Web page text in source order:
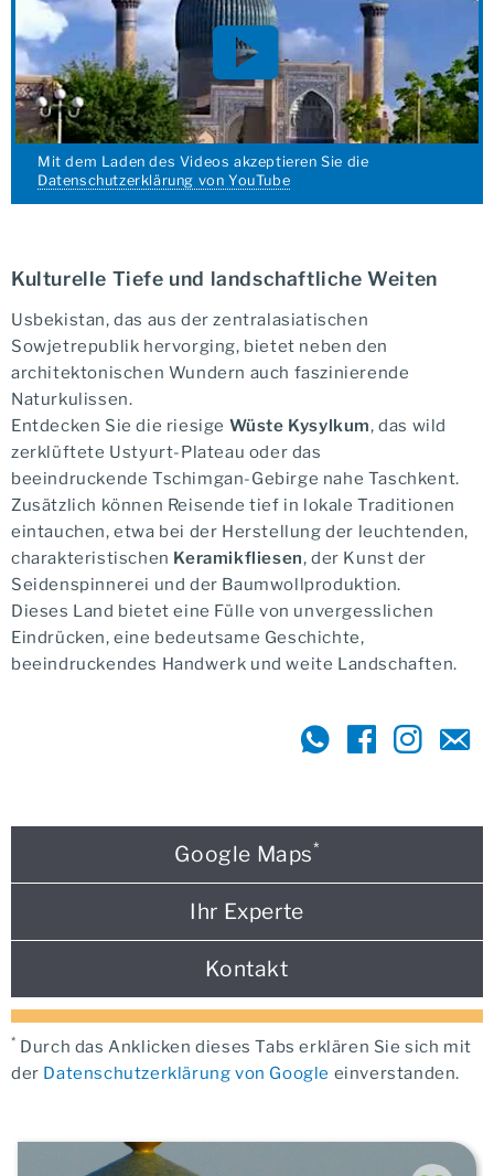
Mit dem Laden des Videos akzeptieren Sie die
Datenschutzerklärung von YouTube
Kulturelle Tiefe und landschaftliche Weiten
Usbekistan, das aus der zentralasiatischen
Sowjetrepublik hervorging, bietet neben den
architektonischen Wundern auch faszinierende
Naturkulissen.
Entdecken Sie die riesige Wüste Kysylkum, das wild
zerklüftete Ustyurt-Plateau oder das
beeindruckende Tschimgan-Gebirge nahe Taschkent.
Zusätzlich können Reisende tief in lokale Traditionen
eintauchen, etwa bei der Herstellung der leuchtenden,
charakteristischen Keramikfliesen, der Kunst der
Seidenspinnerei und der Baumwollproduktion.
Dieses Land bietet eine Fülle von unvergesslichen
Eindrücken, eine bedeutsame Geschichte,
beeindruckendes Handwerk und weite Landschaften.
Google Maps*
Ihr Experte
Kontakt
* Durch das Anklicken dieses Tabs erklären Sie sich mit
der Datenschutzerklärung von Google einverstanden.